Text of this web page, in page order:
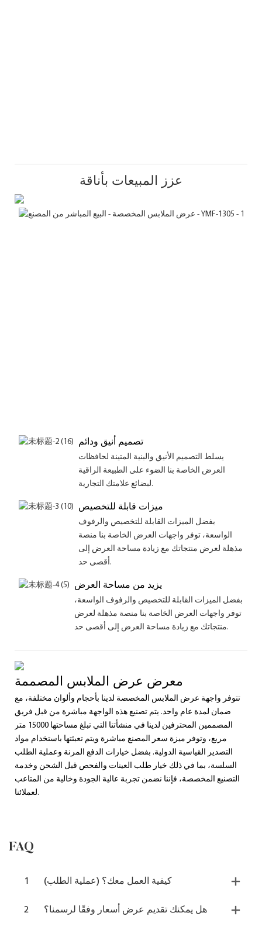
عزز المبيعات بأناقة
تصميم أنيق ودائم
يسلط التصميم الأنيق والبنية المتينة لحافظات
العرض الخاصة بنا الضوء على الطبيعة الراقية
لبضائع علامتك التجارية.
ميزات قابلة للتخصيص
بفضل الميزات القابلة للتخصيص والرفوف
الواسعة، توفر واجهات العرض الخاصة بنا منصة
مذهلة لعرض منتجاتك مع زيادة مساحة العرض إلى
أقصى حد.
يزيد من مساحة العرض
بفضل الميزات القابلة للتخصيص والرفوف الواسعة،
توفر واجهات العرض الخاصة بنا منصة مذهلة لعرض
منتجاتك مع زيادة مساحة العرض إلى أقصى حد.
معرض عرض الملابس المصممة
تتوفر واجهة عرض الملابس المخصصة لدينا بأحجام وألوان مختلفة، مع
ضمان لمدة عام واحد. يتم تصنيع هذه الواجهة مباشرة من قبل فريق
المصممين المحترفين لدينا في منشأتنا التي تبلغ مساحتها 15000 متر
مربع، وتوفر ميزة سعر المصنع مباشرة ويتم تعبئتها باستخدام مواد
التصدير القياسية الدولية. بفضل خيارات الدفع المرنة وعملية الطلب
السلسة، بما في ذلك خيار طلب العينات والفحص قبل الشحن وخدمة
التصنيع المخصصة، فإننا نضمن تجربة عالية الجودة وخالية من المتاعب
لعملائنا.
FAQ
1
كيفية العمل معك؟ (عملية الطلب)
2
هل يمكنك تقديم عرض أسعار وفقًا لرسمنا؟